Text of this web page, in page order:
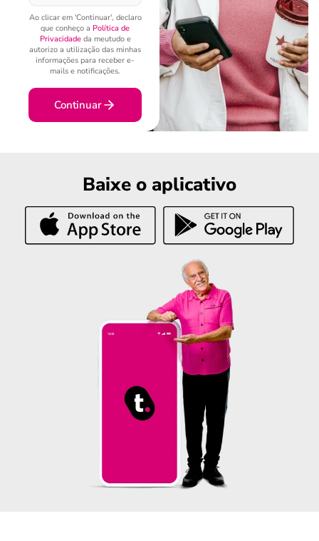
Ao clicar em 'Continuar', declaro
que conheço a Política de
Privacidadeda meutudo e
autorizo a utilização das minhas
informações para receber e-
mails e notificações.
Continuar
Baixe o aplicativo